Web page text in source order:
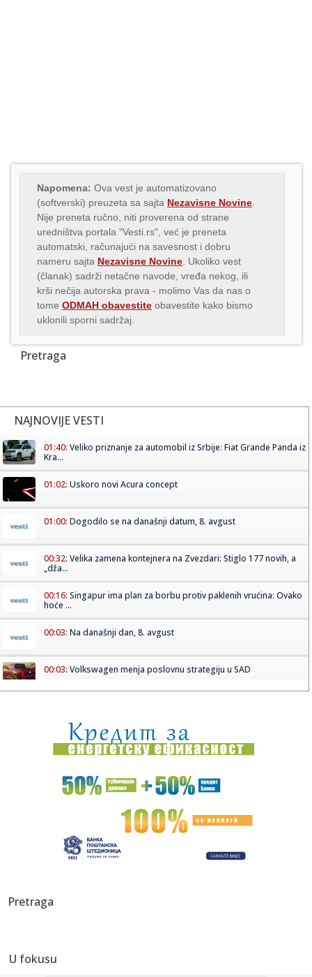
Napomena: Ova vest je automatizovano
(softverski) preuzeta sa sajta Nezavisne Novine
Nije preneta ručno, niti proverena od strane
uredništva portala "Vesti.rs", već je preneta
automatski, računajući na savesnost i dobru
nameru sajta Nezavisne Novine . Ukoliko vest
(članak) sadrži netačne navode, vređa nekog, ili
krši nečija autorska prava - molimo Vas da nas o
tome ODMAH obavestite obavestite kako bismo
uklonili sporni sadržaj.
Pretraga
NAJNOVIJE VESTI
01:40: Veliko priznanje za automobil iz Srbije: Fiat Grande Panda iz
Kra...
01:02: Uskoro novi Acura concept
01:00: Dogodilo se na današnji datum, 8. avgust
00:32: Velika zamena kontejnera na Zvezdari: Stiglo 177 novih, a
„dža...
00:16: Singapur ima plan za borbu protiv paklenih vrućina: Ovako
hoće ...
00:03: Na današnji dan, 8. avgust
00:03: Volkswagen menja poslovnu strategiju u SAD
23:48:Otišao iz Arsenala pre nego što su podigli trofej – vratio
se...
23:47:Srpkinje pronašle novčanik u Čanju, pa uradile nešto što je
Detalji drame na nemačkom aerodromu: Vozač nogom
23:42:Kraj za Aleksandru i Anu: Eliminisane već na startu
23:32:
Pretraga
U fokusu